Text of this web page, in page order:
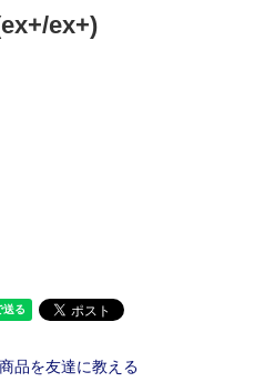
ex+)
品を友達に教える